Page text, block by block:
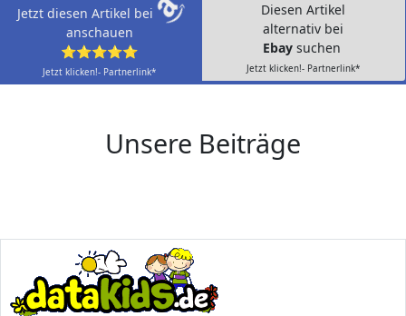
Jetzt diesen Artikel bei
anschauen
⭐⭐⭐⭐⭐
Jetzt klicken!- Partnerlink*
Diesen Artikel
alternativ bei
Ebay suchen
Jetzt klicken!- Partnerlink*
Unsere Beiträge